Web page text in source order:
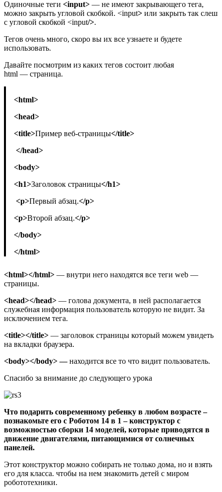
Одиночные теги <input> — не имеют закрывающего тега,
можно закрыть угловой скобкой. <input> или закрыть так слеш
с угловой скобкой <input/>.
Тегов очень много, скоро вы их все узнаете и будете
использовать.
Давайте посмотрим из каких тегов состоит любая
html — страница.
<html>
<head>
<title>Пример веб-страницы</title>
</head>
<body>
<h1>Заголовок страницы</h1>
<p>Первый абзац.</p>
<p>Второй абзац.</p>
</body>
</html>
<html></html> — внутри него находятся все теги web —
страницы.
<head></head> — голова документа, в ней располагается
служебная информация пользователь которую не видит. За
исключением тега.
<title></title> — заголовок страницы который можем увидеть
на вкладки браузера.
<body></body> —находится все то что видит пользователь.
Спасибо за внимание до следующего урока
Что подарить современному ребенку в любом возрасте –
познакомьте его с Роботом 14 в 1 – конструктор с
возможностью сборки 14 моделей, которые приводятся в
движение двигателями, питающимися от солнечных
панелей.
Этот конструктор можно собирать не только дома, но и взять
его для класса. чтобы на нем знакомить детей с миром
робототехники.